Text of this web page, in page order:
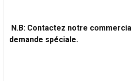
AJOUTER
LA
N.B: Contactez notre
demande spéciale.